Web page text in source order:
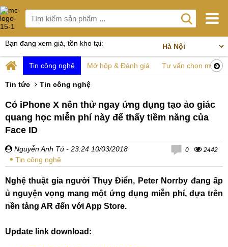
Bạn đang xem giá, tồn kho tại:
Tin công nghệ Mở hộp & Đánh giá Tư vấn chọn mua
Tin tức Tin công nghệ
Có iPhone X nên thử ngay ứng dụng tạo ảo giác
quang học miễn phí này để thấy tiềm năng của
Face ID
Nguyễn Anh Tú - 23:24 10/03/2018
Tin công nghệ
0 2442
Nghệ thuật gia người Thụy Điển, Peter Norrby đang ấp
ủ nguyện vọng mang một ứng dụng miễn phí, dựa trên
nền tảng AR đến với App Store.
Update link download: